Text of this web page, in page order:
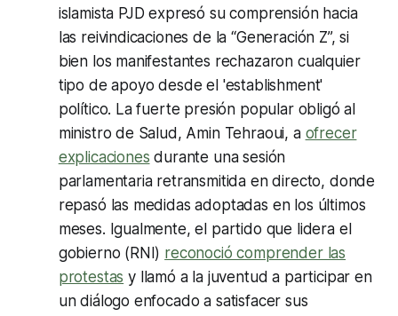
islamista PJD expresó su comprensión hacia
las reivindicaciones de la “Generación Z”, si
bien los manifestantes rechazaron cualquier
tipo de apoyo desde el 'establishment'
político. La fuerte presión popular obligó al
ministro de Salud, Amin Tehraoui, a ofrecer
explicaciones durante una sesión
parlamentaria retransmitida en directo, donde
repasó las medidas adoptadas en los últimos
meses. Igualmente, el partido que lidera el
gobierno (RNI) reconoció comprender las
protestas y llamó a la juventud a participar en
un diálogo enfocado a satisfacer sus